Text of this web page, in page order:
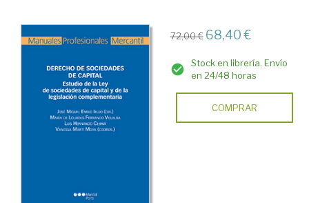
72,00 € 68,40 €
Stock en librería. Envío
en 24/48 horas
COMPRAR